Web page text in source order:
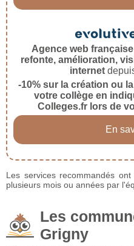
Agence web française
refonte, amélioration,
internet
-10% sur la création ou
votre collège en
Colleges.fr lors de
En
Les services recommandés
plusieurs mois ou années par
Les
Grigny